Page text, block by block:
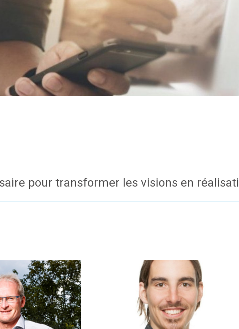
pour transformer les visions en